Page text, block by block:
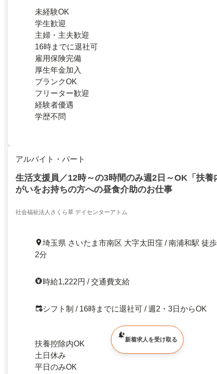
未経験OK
学生歓迎
主婦・主夫歓迎
16時までに退社可
雇用保険完備
厚生年金加入
ブランクOK
フリーター歓迎
経験者優遇
学歴不問
アルバイト・パート
生活支援員／12時～の3時間のみ週2日～OK「扶養
がいをお持ちの方への昼食介助のお仕事
社会福祉法人さくら草 デイセンターアトム
埼玉県 さいたま市南区 大字太田窪 / 南浦和駅 徒歩
2分
時給1,222円 / 交通費支給
シフト制 / 16時までに退社可 / 週2・3日からOK
扶養控除内OK
土日休み
平日のみOK
新着求人を受け取る